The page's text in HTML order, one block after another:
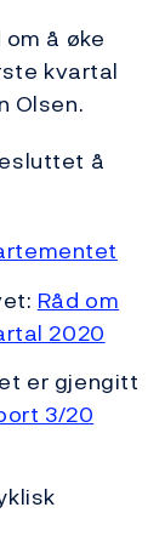
å øke
kvartal
Olsen.
å
Råd om
2020
er gjengitt
3/20